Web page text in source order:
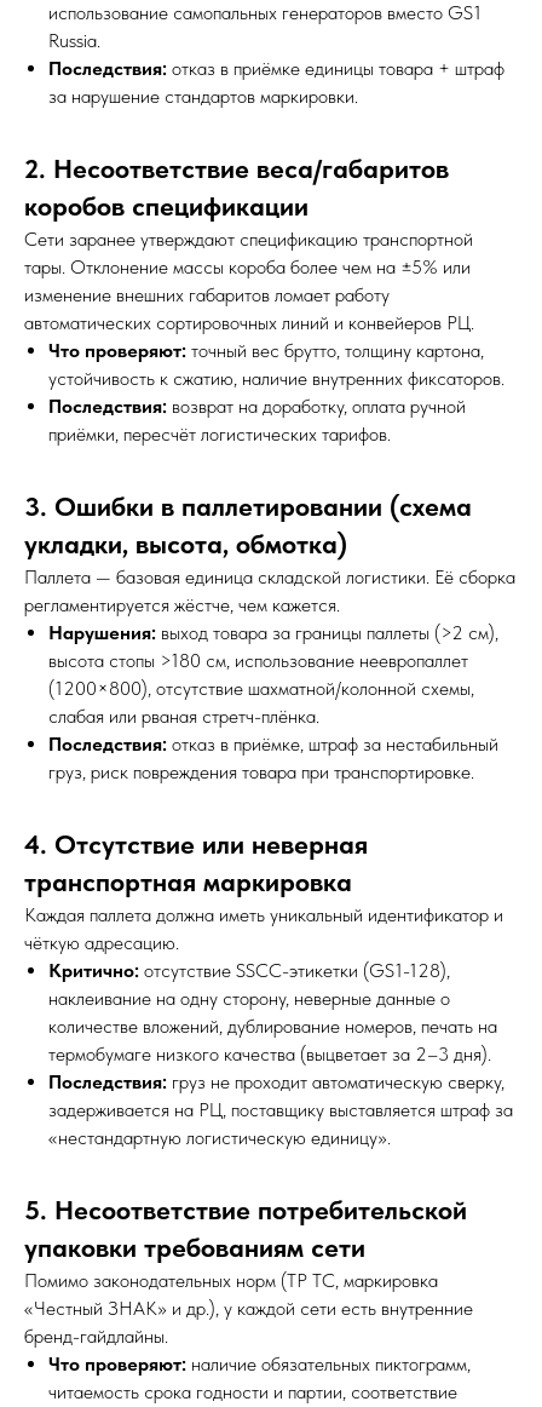
использование самопальных генераторов вместо GS1
Russia.
Последствия: отказ в приёмке единицы товара + штраф
за нарушение стандартов маркировки.
2. Несоответствие веса/габаритов
коробов спецификации
Сети заранее утверждают спецификацию транспортной
тары. Отклонение массы короба более чем на ±5% или
изменение внешних габаритов ломает работу
автоматических сортировочных линий и конвейеров РЦ.
Что проверяют: точный вес брутто, толщину картона,
устойчивость к сжатию, наличие внутренних фиксаторов.
Последствия: возврат на доработку, оплата ручной
приёмки, пересчёт логистических тарифов.
3. Ошибки в паллетировании (схема
укладки, высота, обмотка)
Паллета — базовая единица складской логистики. Её сборка
регламентируется жёстче, чем кажется.
Нарушения: выход товара за границы паллеты (>2 см),
высота стопы >180 см, использование неевропаллет
(1200×800), отсутствие шахматной/колонной схемы,
слабая или рваная стретч-плёнка.
Последствия: отказ в приёмке, штраф за нестабильный
груз, риск повреждения товара при транспортировке.
4. Отсутствие или неверная
транспортная маркировка
Каждая паллета должна иметь уникальный идентификатор и
чёткую адресацию.
Критично: отсутствие SSCC-этикетки (GS1-128),
наклеивание на одну сторону, неверные данные о
количестве вложений, дублирование номеров, печать на
термобумаге низкого качества (выцветает за 2–3 дня).
Последствия: груз не проходит автоматическую сверку,
задерживается на РЦ, поставщику выставляется штраф за
«нестандартную логистическую единицу».
5. Несоответствие потребительской
упаковки требованиям сети
Помимо законодательных норм (ТР ТС, маркировка
«Честный ЗНАК» и др.), у каждой сети есть внутренние
бренд-гайдлайны.
Что проверяют: наличие обязательных пиктограмм,
читаемость срока годности и партии, соответствие